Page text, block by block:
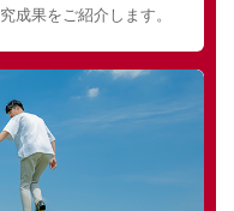
成果をご紹介します。